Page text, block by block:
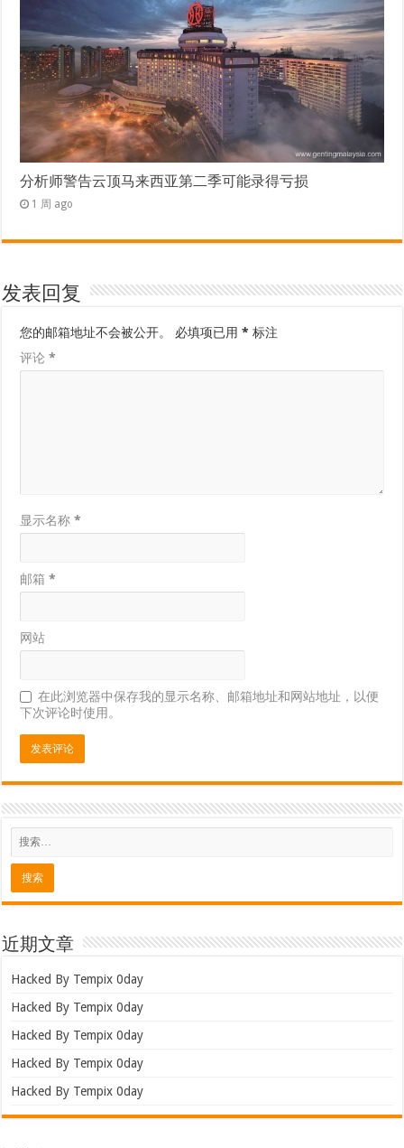
分析师警告云顶马来西亚第二季可能录得亏损
1 周 ago
发表回复
您的邮箱地址不会被公开。 必填项已用* 标注
评论*
显示名称*
邮箱*
网站
在此浏览器中保存我的显示名称、邮箱地址和网站地址，以便
下次评论时使用。
近期文章
Hacked By Tempix 0day
Hacked By Tempix 0day
Hacked By Tempix 0day
Hacked By Tempix 0day
Hacked By Tempix 0day